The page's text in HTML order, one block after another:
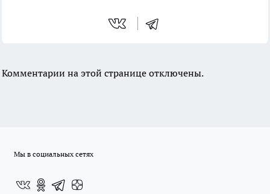
Комментарии на этой странице отключены.
Мы в социальных сетях